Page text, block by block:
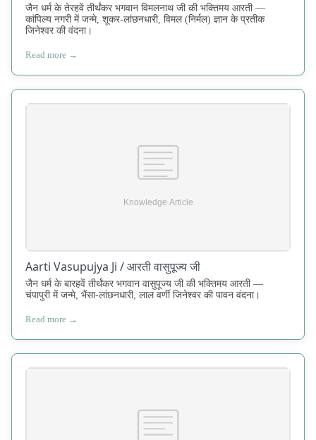
जैन धर्म के तेरहवें तीर्थंकर भगवान विमलनाथ जी की भक्तिमय आरती —
कांपिल्य नगरी में जन्मे, शूकर-लांछनधारी, विमल (निर्मल) ज्ञान के प्रतीक
जिनेश्वर की वंदना।
Read more →
Aarti Vasupujya Ji / आरती वासुपूज्य जी
जैन धर्म के बारहवें तीर्थंकर भगवान वासुपूज्य जी की भक्तिमय आरती —
चंपापुरी में जन्मे, भैंसा-लांछनधारी, लाल वर्णी जिनेश्वर की पावन वंदना।
Read more →